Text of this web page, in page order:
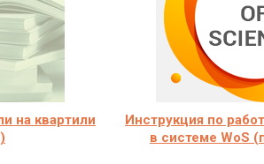
на квартили
Инструкция по
в системе WoS